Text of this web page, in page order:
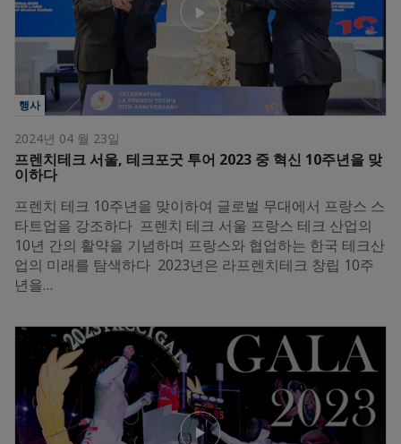
행사
2024년 04 월 23일
프렌치테크 서울, 테크포굿 투어 2023 중 혁신 10주년을 맞
이하다
프렌치 테크 10주년을 맞이하여 글로벌 무대에서 프랑스 스
타트업을 강조하다 프렌치 테크 서울 프랑스 테크 산업의
10년 간의 활약을 기념하며 프랑스와 협업하는 한국 테크산
업의 미래를 탐색하다 2023년은 라프렌치테크 창립 10주
년을…